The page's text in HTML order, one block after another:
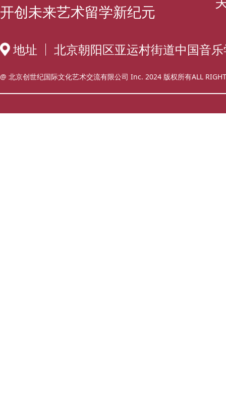
开创未来艺术留学新纪元
地址 北京朝阳区亚运村街道中国音
@ 北京创世纪国际文化艺术交流有限公司 Inc. 2024 版权所有ALL